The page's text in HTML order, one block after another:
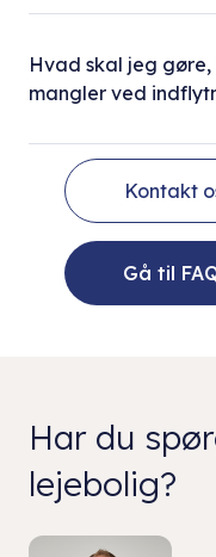
Hvad skal jeg
mangler ved
Kontakt
Gå til
Har du
lejebolig?